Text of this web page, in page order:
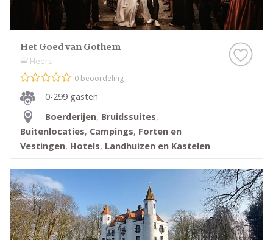
Het Goed van Gothem
Heers
0 beoordeling
0-299 gasten
Boerderijen, Bruidssuites,
Buitenlocaties, Campings, Forten en
Vestingen, Hotels, Landhuizen en Kastelen